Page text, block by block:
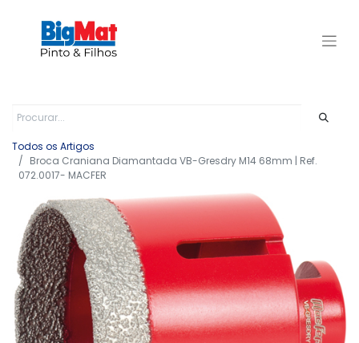
Todos os Artigos
Broca Craniana Diamantada VB-Gresdry M14 68mm | Ref.
072.0017- MACFER